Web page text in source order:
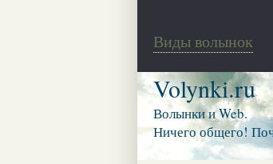
Виды волынок
Volynki.ru
Волынки и Web.
Ничего общего!